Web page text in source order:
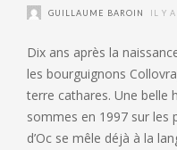
GUILLAUME BAROIN IL Y
Dix ans après la
les bourguignons
terre cathares. Une belle
sommes en 1997 sur les
d’Oc se mêle déjà à la